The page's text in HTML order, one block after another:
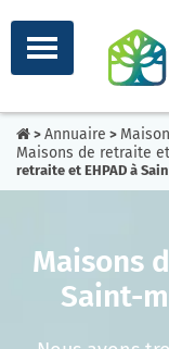
> Annuaire >
Maisons de retraite
retraite et EHPAD à
Maisons
Saint-